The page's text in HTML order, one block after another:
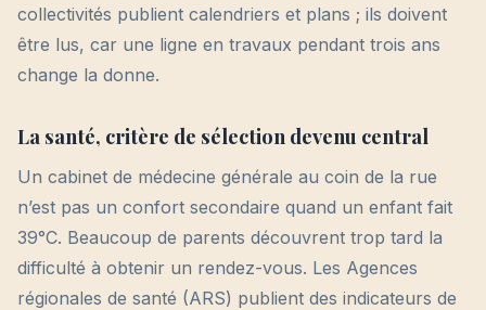
collectivités publient calendriers et plans ; ils doivent
être lus, car une ligne en travaux pendant trois ans
change la donne.
La santé, critère de sélection devenu central
Un cabinet de médecine générale au coin de la rue
n’est pas un confort secondaire quand un enfant fait
39°C. Beaucoup de parents découvrent trop tard la
difficulté à obtenir un rendez-vous. Les Agences
régionales de santé (ARS) publient des indicateurs de